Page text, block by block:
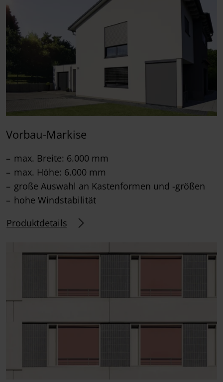
Vorbau-Markise
max. Breite: 6.000 mm
max. Höhe: 6.000 mm
große Auswahl an Kastenformen und -größen
hohe Windstabilität
Produktdetails